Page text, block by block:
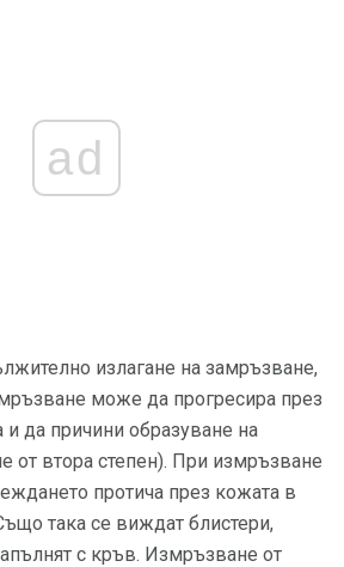
ad
излагане на замръзване,
може да прогресира през
и да причини образуване на
от втора степен). При измръзване
протича през кожата в
така се виждат блистери,
с кръв. Измръзване от